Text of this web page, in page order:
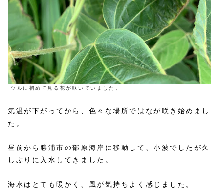
ツルに初めて見る花が咲いていました。
気温が下がってから、色々な場所ではなが咲き始めまし
た。
昼前から勝浦市の部原海岸に移動して、小波でしたが久
しぶりに入水してきました。
海水はとても暖かく、風が気持ちよく感じました。